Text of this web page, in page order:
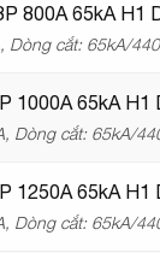
800A 65kA H1
Dòng cắt: 65kA/
1000A 65kA H1
Dòng cắt: 65kA/
1250A 65kA H1
Dòng cắt: 65kA/